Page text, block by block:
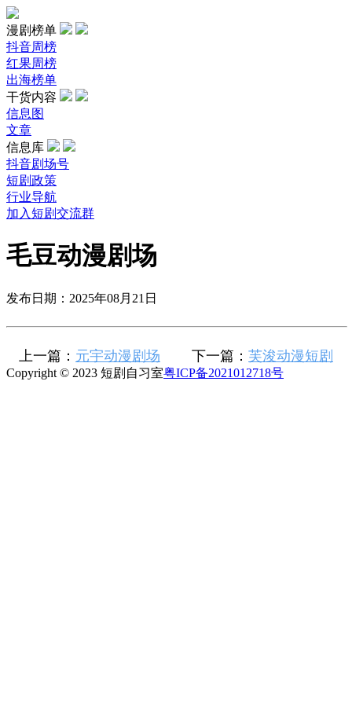
漫剧榜单
抖音周榜
红果周榜
出海榜单
干货内容
信息图
文章
信息库
抖音剧场号
短剧政策
行业导航
加入短剧交流群
毛豆动漫剧场
发布日期：2025年08月21日
上一篇： 元宇动漫剧场 下一篇： 芙浚动漫短剧
Copyright © 2023 短剧自习室粤ICP备2021012718号